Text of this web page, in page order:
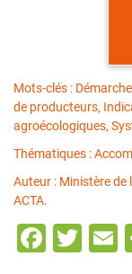
Mots-clés :
de producteurs,
agroécologiques,
Thématiques :
Auteur : Ministère de
ACTA.
FacebookTwitter